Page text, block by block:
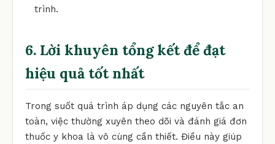
trình.
6. Lời khuyên tổng kết để đạt
hiệu quả tốt nhất
Trong suốt quá trình áp dụng các nguyên tắc an
toàn, việc thường xuyên theo dõi và đánh giá đơn
thuốc y khoa là vô cùng cần thiết. Điều này giúp